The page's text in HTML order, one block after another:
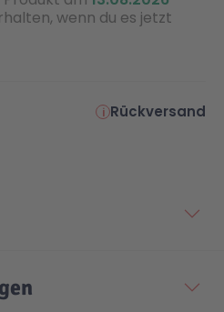
wenn du es jetzt
Rückversand